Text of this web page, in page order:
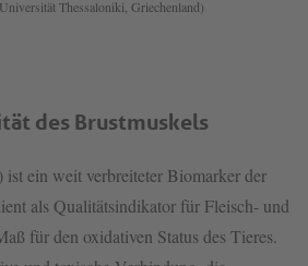
Thessaloniki, Griechenland)
des Brustmuskels
ein weit verbreiteter Biomarker der
als Qualitätsindikator für Fleisch- und
für den oxidativen Status des Tieres.